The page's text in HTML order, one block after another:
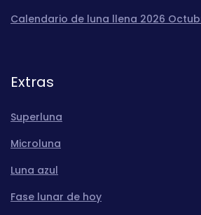
Calendario de luna llena 2026
Extras
Superluna
Microluna
Luna azul
Fase lunar de hoy